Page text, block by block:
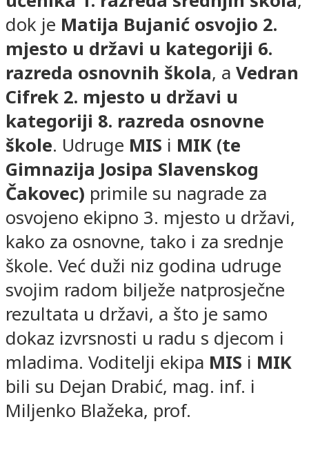
dok je Matija Bujanić osvojio 2.
mjesto u državi u kategoriji 6.
razreda osnovnih škola, a Vedran
Cifrek 2. mjesto u državi u
kategoriji 8. razreda osnovne
škole. Udruge MIS i MIK (te
Gimnazija Josipa Slavenskog
Čakovec) primile su nagrade za
osvojeno ekipno 3. mjesto u državi,
kako za osnovne, tako i za srednje
škole. Već duži niz godina udruge
svojim radom bilježe natprosječne
rezultata u državi, a što je samo
dokaz izvrsnosti u radu s djecom i
mladima. Voditelji ekipa MIS i MIK
bili su Dejan Drabić, mag. inf. i
Miljenko Blažeka, prof.